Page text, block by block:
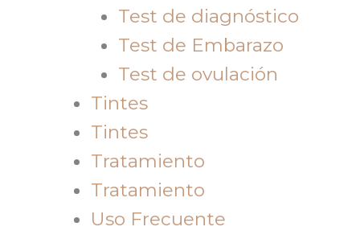
Test de diagnóstico
Test de Embarazo
Test de ovulación
Tintes
Tintes
Tratamiento
Tratamiento
Uso Frecuente